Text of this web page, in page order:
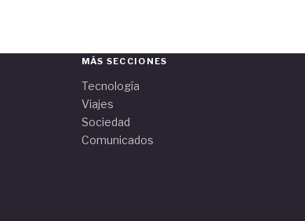
MÁS SECCIONES
Tecnología
Viajes
Sociedad
Comunicados